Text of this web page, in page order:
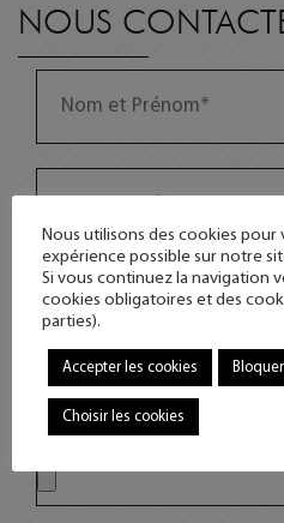
NOUS
Nous utilisons des cookies pour
expérience possible sur notre
Si vous continuez la navigation
cookies obligatoires et des
parties).
Accepter les cookies
Choisir les cookies